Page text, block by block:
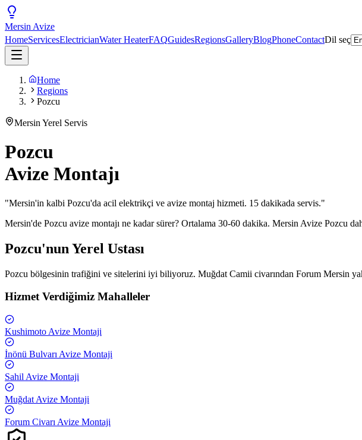
Mersin Avize
HomeServicesElectricianWater HeaterFAQGuidesRegionsGalleryBlogPhoneContactDil seç
Home
Regions
Pozcu
Mersin Yerel Servis
Pozcu
Avize Montajı
"Mersin'in kalbi Pozcu'da acil elektrikçi ve avize montaj hizmeti. 15 dakikada servis."
Mersin'de Pozcu avize montajı ne kadar sürer? Ortalama 30-60 dakika. Mersin Avize Pozcu
Pozcu'nun Yerel Ustası
Pozcu bölgesinin trafiğini ve sitelerini iyi biliyoruz. Muğdat Camii civarından Forum Mersin
Hizmet Verdiğimiz Mahalleler
Kushimoto Avize Montaji
İnönü Bulvarı Avize Montaji
Sahil Avize Montaji
Muğdat Avize Montaji
Forum Civarı Avize Montaji